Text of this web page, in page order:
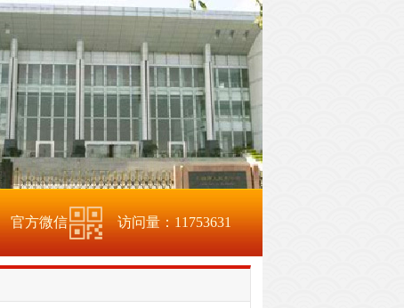
官方微信 访问量： 11753631